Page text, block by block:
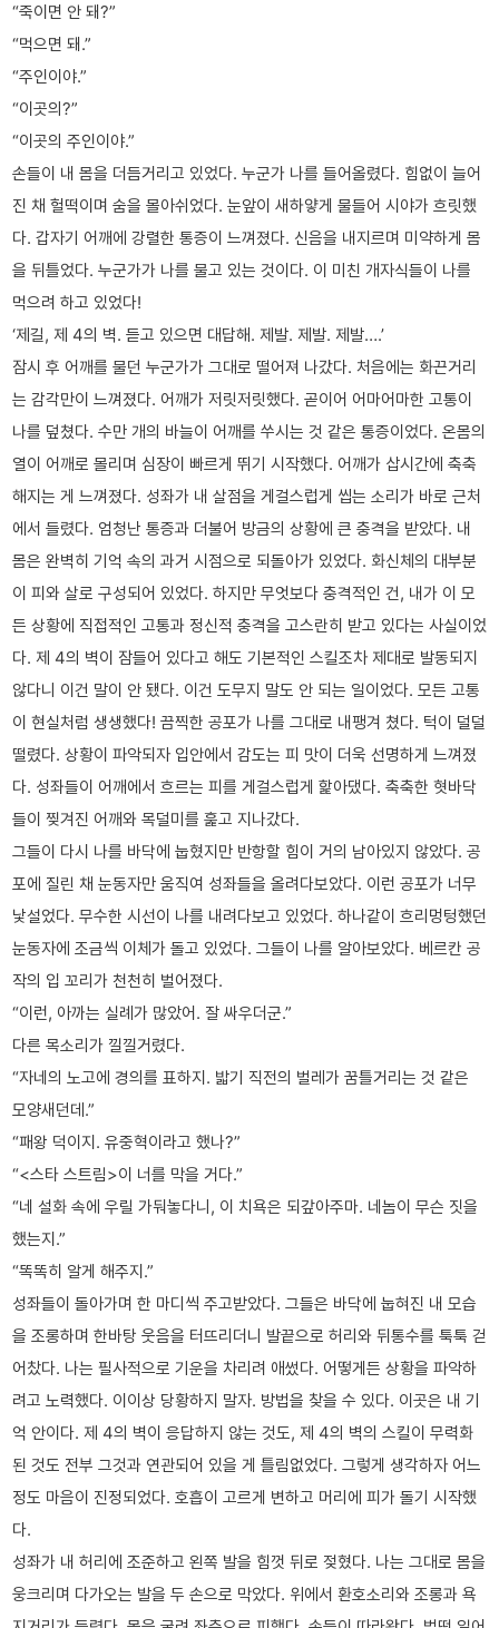
“죽이면 안 돼?”
“먹으면 돼.”
“주인이야.”
“이곳의?”
“이곳의 주인이야.”
손들이 내 몸을 더듬거리고 있었다. 누군가 나를 들어올렸다. 힘없이 늘어
진 채 헐떡이며 숨을 몰아쉬었다. 눈앞이 새하얗게 물들어 시야가 흐릿했
다. 갑자기 어깨에 강렬한 통증이 느껴졌다. 신음을 내지르며 미약하게 몸
을 뒤틀었다. 누군가가 나를 물고 있는 것이다. 이 미친 개자식들이 나를
먹으려 하고 있었다!
‘제길, 제 4의 벽. 듣고 있으면 대답해. 제발. 제발. 제발….’
잠시 후 어깨를 물던 누군가가 그대로 떨어져 나갔다. 처음에는 화끈거리
는 감각만이 느껴졌다. 어깨가 저릿저릿했다. 곧이어 어마어마한 고통이
나를 덮쳤다. 수만 개의 바늘이 어깨를 쑤시는 것 같은 통증이었다. 온몸의
열이 어깨로 몰리며 심장이 빠르게 뛰기 시작했다. 어깨가 삽시간에 축축
해지는 게 느껴졌다. 성좌가 내 살점을 게걸스럽게 씹는 소리가 바로 근처
에서 들렸다. 엄청난 통증과 더불어 방금의 상황에 큰 충격을 받았다. 내
몸은 완벽히 기억 속의 과거 시점으로 되돌아가 있었다. 화신체의 대부분
이 피와 살로 구성되어 있었다. 하지만 무엇보다 충격적인 건, 내가 이 모
든 상황에 직접적인 고통과 정신적 충격을 고스란히 받고 있다는 사실이었
다. 제 4의 벽이 잠들어 있다고 해도 기본적인 스킬조차 제대로 발동되지
않다니 이건 말이 안 됐다. 이건 도무지 말도 안 되는 일이었다. 모든 고통
이 현실처럼 생생했다! 끔찍한 공포가 나를 그대로 내팽겨 쳤다. 턱이 덜덜
떨렸다. 상황이 파악되자 입안에서 감도는 피 맛이 더욱 선명하게 느껴졌
다. 성좌들이 어깨에서 흐르는 피를 게걸스럽게 핥아댔다. 축축한 혓바닥
들이 찢겨진 어깨와 목덜미를 훑고 지나갔다.
그들이 다시 나를 바닥에 눕혔지만 반항할 힘이 거의 남아있지 않았다. 공
포에 질린 채 눈동자만 움직여 성좌들을 올려다보았다. 이런 공포가 너무
낯설었다. 무수한 시선이 나를 내려다보고 있었다. 하나같이 흐리멍텅했던
눈동자에 조금씩 이체가 돌고 있었다. 그들이 나를 알아보았다. 베르칸 공
작의 입 꼬리가 천천히 벌어졌다.
“이런, 아까는 실례가 많았어. 잘 싸우더군.”
다른 목소리가 낄낄거렸다.
“자네의 노고에 경의를 표하지. 밟기 직전의 벌레가 꿈틀거리는 것 같은
모양새던데.”
“패왕 덕이지. 유중혁이라고 했나?”
“<스타 스트림>이 너를 막을 거다.”
“네 설화 속에 우릴 가둬놓다니, 이 치욕은 되갚아주마. 네놈이 무슨 짓을
했는지.”
“똑똑히 알게 해주지.”
성좌들이 돌아가며 한 마디씩 주고받았다. 그들은 바닥에 눕혀진 내 모습
을 조롱하며 한바탕 웃음을 터뜨리더니 발끝으로 허리와 뒤통수를 툭툭 걷
어찼다. 나는 필사적으로 기운을 차리려 애썼다. 어떻게든 상황을 파악하
려고 노력했다. 이이상 당황하지 말자. 방법을 찾을 수 있다. 이곳은 내 기
억 안이다. 제 4의 벽이 응답하지 않는 것도, 제 4의 벽의 스킬이 무력화
된 것도 전부 그것과 연관되어 있을 게 틀림없었다. 그렇게 생각하자 어느
정도 마음이 진정되었다. 호흡이 고르게 변하고 머리에 피가 돌기 시작했
다.
성좌가 내 허리에 조준하고 왼쪽 발을 힘껏 뒤로 젖혔다. 나는 그대로 몸을
웅크리며 다가오는 발을 두 손으로 막았다. 위에서 환호소리와 조롱과 욕